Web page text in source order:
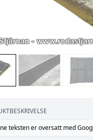
teksten er oversatt med